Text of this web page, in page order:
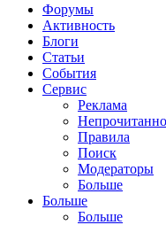
Форумы
Активность
Блоги
Статьи
События
Сервис
Реклама
Правила
Поиск
Модераторы
Больше
Больше
Больше